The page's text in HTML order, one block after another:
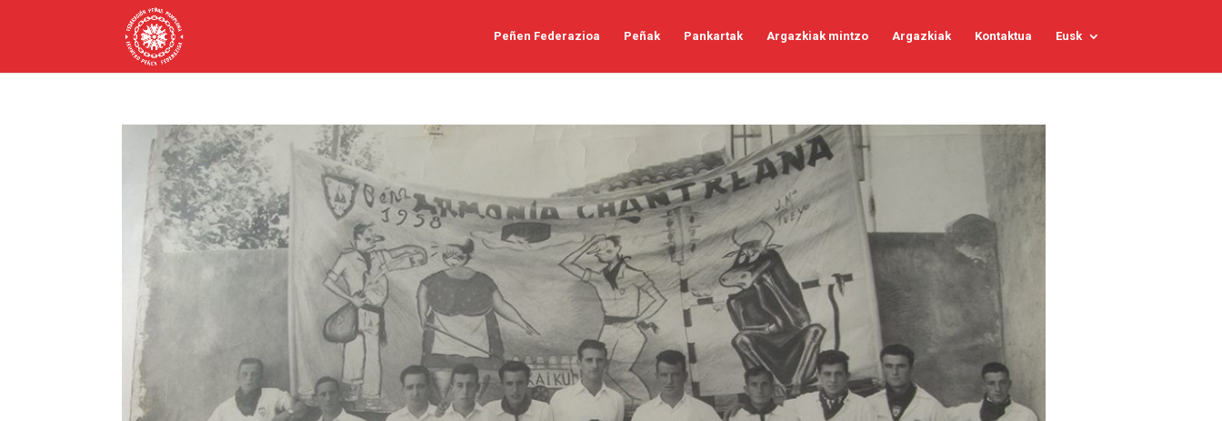
Peñen Federazioa Peñak Pankartak Argazkiak mintzo Argazkiak Kontaktua Eusk